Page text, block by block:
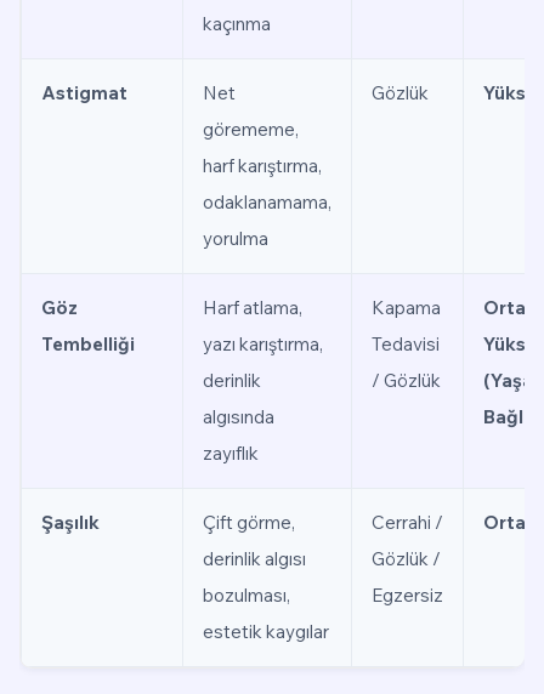
kaçınma
Astigmat
Net
görememe,
harf karıştırma,
odaklanamama,
yorulma
Gözlük
Göz
Tembelliği
Harf atlama,
yazı karıştırma,
derinlik
algısında
zayıflık
Kapama
Tedavisi
/ Gözlük
Orta-
(Yaşa
Bağlı)
Şaşılık
Çift görme,
derinlik algısı
bozulması,
estetik kaygılar
Cerrahi /
Gözlük /
Egzersiz
Orta